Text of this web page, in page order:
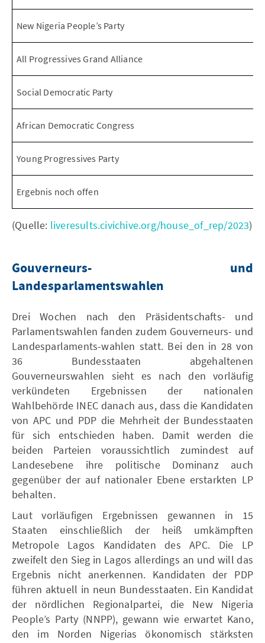
New Nigeria People’s Party
All Progressives Grand Alliance
Social Democratic Party
African Democratic Congress
Young Progressives Party
Ergebnis noch offen
(Quelle: liveresults.civichive.org/house_of_rep/2023)
Gouverneurs- und
Landesparlamentswahlen
Drei Wochen nach den Präsidentschafts- und
Parlamentswahlen fanden zudem Gouverneurs- und
Landesparlaments-wahlen statt. Bei den in 28 von
36 Bundesstaaten abgehaltenen
Gouverneurswahlen sieht es nach den vorläufig
verkündeten Ergebnissen der nationalen
Wahlbehörde INEC danach aus, dass die Kandidaten
von APC und PDP die Mehrheit der Bundesstaaten
für sich entschieden haben. Damit werden die
beiden Parteien voraussichtlich zumindest auf
Landesebene ihre politische Dominanz auch
gegenüber der auf nationaler Ebene erstarkten LP
behalten.
Laut vorläufigen Ergebnissen gewannen in 15
Staaten einschließlich der heiß umkämpften
Metropole Lagos Kandidaten des APC. Die LP
zweifelt den Sieg in Lagos allerdings an und will das
Ergebnis nicht anerkennen. Kandidaten der PDP
führen aktuell in neun Bundesstaaten. Ein Kandidat
der nördlichen Regionalpartei, die New Nigeria
People’s Party (NNPP), gewann wie erwartet Kano,
den im Norden Nigerias ökonomisch stärksten